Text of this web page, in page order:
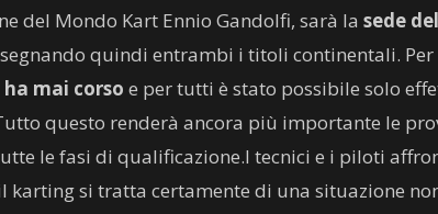
del Mondo Kart Ennio Gandolfi, sarà la sede
quindi entrambi i titoli continentali.
mai corso e per tutti è stato possibile solo
questo renderà ancora più importante le
le fasi di qualificazione.I tecnici e i piloti
karting si tratta certamente di una situazione